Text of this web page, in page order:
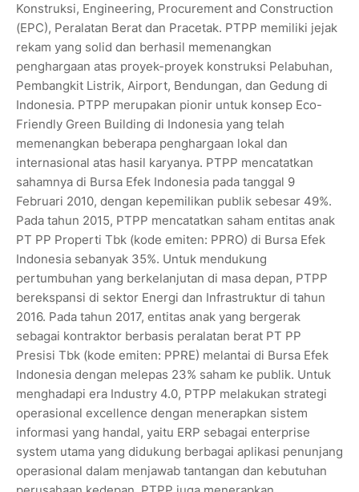
Konstruksi, Engineering, Procurement and Construction
(EPC), Peralatan Berat dan Pracetak. PTPP memiliki jejak
rekam yang solid dan berhasil memenangkan
penghargaan atas proyek-proyek konstruksi Pelabuhan,
Pembangkit Listrik, Airport, Bendungan, dan Gedung di
Indonesia. PTPP merupakan pionir untuk konsep Eco-
Friendly Green Building di Indonesia yang telah
memenangkan beberapa penghargaan lokal dan
internasional atas hasil karyanya. PTPP mencatatkan
sahamnya di Bursa Efek Indonesia pada tanggal 9
Februari 2010, dengan kepemilikan publik sebesar 49%.
Pada tahun 2015, PTPP mencatatkan saham entitas anak
PT PP Properti Tbk (kode emiten: PPRO) di Bursa Efek
Indonesia sebanyak 35%. Untuk mendukung
pertumbuhan yang berkelanjutan di masa depan, PTPP
berekspansi di sektor Energi dan Infrastruktur di tahun
2016. Pada tahun 2017, entitas anak yang bergerak
sebagai kontraktor berbasis peralatan berat PT PP
Presisi Tbk (kode emiten: PPRE) melantai di Bursa Efek
Indonesia dengan melepas 23% saham ke publik. Untuk
menghadapi era Industry 4.0, PTPP melakukan strategi
operasional excellence dengan menerapkan sistem
informasi yang handal, yaitu ERP sebagai enterprise
system utama yang didukung berbagai aplikasi penunjang
operasional dalam menjawab tantangan dan kebutuhan